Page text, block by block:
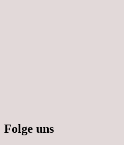
Folge uns